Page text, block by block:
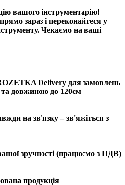
вашого інструментарію!
зараз і переконайтеся у
Чекаємо на ваші
Delivery для замовлень
та довжиною до 120см
на зв'язку – зв'яжіться з
зручності (працюємо з ПДВ)
продукція